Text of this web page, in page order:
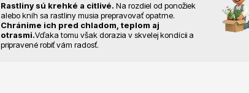
Rastliny sú krehké a citlivé. Na rozdiel od ponožiek
alebo kníh sa rastliny musia prepravovať opatrne.
Chránime ich pred chladom, teplom aj
otrasmi.Vďaka tomu však dorazia v skvelej kondícii a
pripravené robiť vám radosť.